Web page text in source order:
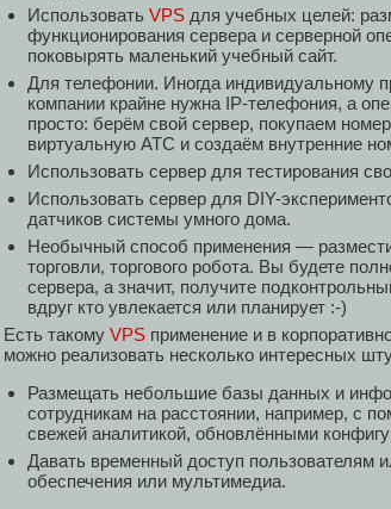
Использовать VPS для учебных целей:
функционирования сервера и серверной
поковырять маленький учебный сайт.
Для телефонии. Иногда индивидуальному
компании крайне нужна IP-телефония, а
просто: берём свой сервер, покупаем
виртуальную АТС и создаём внутренние
Использовать сервер для тестирования
Использовать сервер для DIY-
датчиков системы умного дома.
Необычный способ применения —
торговли, торгового робота. Вы будете
сервера, а значит, получите
вдруг кто увлекается или планирует :-)
Есть такому VPS применение и в
можно реализовать несколько интересных
Размещать небольшие базы данных и
сотрудникам на расстоянии, например, с
свежей аналитикой, обновлёнными
Давать временный доступ пользователям
обеспечения или мультимедиа.